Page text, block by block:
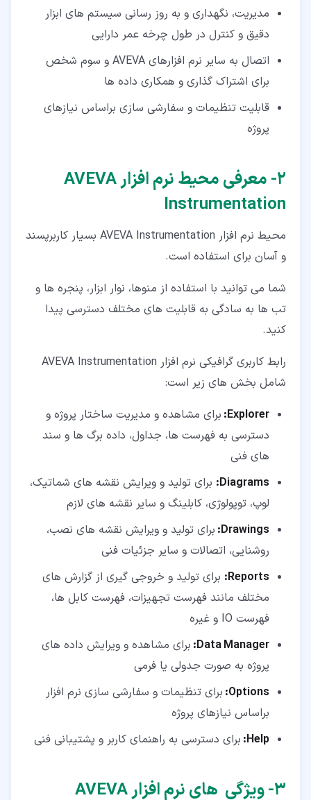
مدیریت، نگهداری و به روز رسانی سیستم های ابزار
دقیق و کنترل در طول چرخه عمر دارایی
اتصال به سایر نرم افزارهای AVEVA و سوم شخص
برای اشتراک گذاری و همکاری داده ها
قابلیت تنظیمات و سفارشی سازی براساس نیازهای
پروژه
۲‏- معرفی محیط نرم افزار AVEVA
Instrumentation
محیط نرم افزار AVEVA Instrumentation بسیار کاربرپسند
و آسان برای استفاده است.
شما می توانید با استفاده از منوها، نوار ابزار، پنجره ها و
تب ها به سادگی به قابلیت های مختلف دسترسی پیدا
کنید.
رابط کاربری گرافیکی نرم افزار AVEVA Instrumentation
شامل بخش های زیر است:
Explorer
: برای مشاهده و مدیریت ساختار پروژه و
دسترسی به فهرست ها، جداول، داده برگ ها و سند
های فنی
Diagrams
: برای تولید و ویرایش نقشه های شماتیک،
لوپ، توپولوژی، کابلینگ و سایر نقشه های لازم
Drawings
: برای تولید و ویرایش نقشه های نصب،
روشنایی، اتصالات و سایر جزئیات فنی
Reports
: برای تولید و خروجی گیری از گزارش های
مختلف مانند فهرست تجهیزات، فهرست کابل ها،
فهرست IO و غیره
Data Manager
: برای مشاهده و ویرایش داده های
پروژه به صورت جدولی یا فرمی
Options
: برای تنظیمات و سفارشی سازی نرم افزار
براساس نیازهای پروژه
Help
: برای دسترسی به راهنمای کاربر و پشتیبانی فنی
۳‏- ویژگی های نرم افزار AVEVA